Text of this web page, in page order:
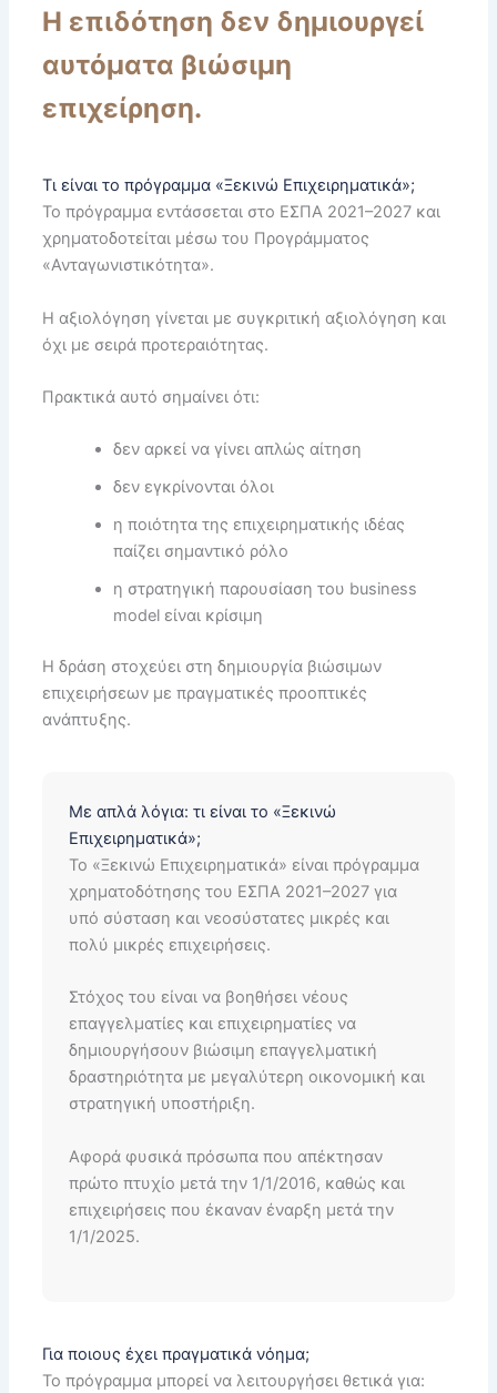
Η επιδότηση δεν δημιουργεί
αυτόματα βιώσιμη
επιχείρηση.
Τι είναι το πρόγραμμα «Ξεκινώ Επιχειρηματικά»;
Το πρόγραμμα εντάσσεται στο ΕΣΠΑ 2021–2027 και
χρηματοδοτείται μέσω του Προγράμματος
«Ανταγωνιστικότητα».
Η αξιολόγηση γίνεται με συγκριτική αξιολόγηση και
όχι με σειρά προτεραιότητας.
Πρακτικά αυτό σημαίνει ότι:
δεν αρκεί να γίνει απλώς αίτηση
δεν εγκρίνονται όλοι
η ποιότητα της επιχειρηματικής ιδέας
παίζει σημαντικό ρόλο
η στρατηγική παρουσίαση του business
model είναι κρίσιμη
Η δράση στοχεύει στη δημιουργία βιώσιμων
επιχειρήσεων με πραγματικές προοπτικές
ανάπτυξης.
Με απλά λόγια: τι είναι το «Ξεκινώ
Επιχειρηματικά»;
Το «Ξεκινώ Επιχειρηματικά» είναι πρόγραμμα
χρηματοδότησης του ΕΣΠΑ 2021–2027 για
υπό σύσταση και νεοσύστατες μικρές και
πολύ μικρές επιχειρήσεις.
Στόχος του είναι να βοηθήσει νέους
επαγγελματίες και επιχειρηματίες να
δημιουργήσουν βιώσιμη επαγγελματική
δραστηριότητα με μεγαλύτερη οικονομική και
στρατηγική υποστήριξη.
Αφορά φυσικά πρόσωπα που απέκτησαν
πρώτο πτυχίο μετά την 1/1/2016, καθώς και
επιχειρήσεις που έκαναν έναρξη μετά την
1/1/2025.
Για ποιους έχει πραγματικά νόημα;
Το πρόγραμμα μπορεί να λειτουργήσει θετικά για: